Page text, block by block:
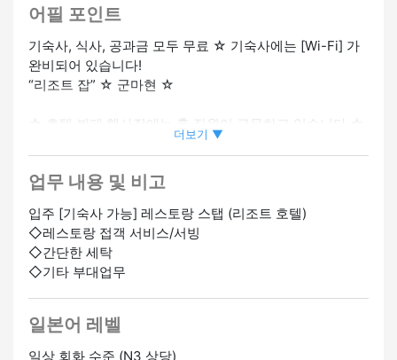
어필 포인트
기숙사, 식사, 공과금 모두 무료 ☆ 기숙사에는 [Wi-Fi] 가
완비되어 있습니다!
“리조트 잡” ☆ 군마현 ☆
☆ 호텔 뷔페 행사장에는 홀 직원이 근무하고 있습니다 ☆
경험 불필요 ☆ 웃는 얼굴로 접객 서비스를 즐길 수 있으면
습니다 (#^.^#)
많은 직원이 등록되어 있습니다!초보 스태프도 안심입니다
♪
리조또의 묘미 ☆ 기숙사비, 식대, 공과금 무료!!기숙사에
서는 Wi-Fi를 사용할 수 있습니다 ♪
더보기 ▼
업무 내용 및 비고
입주 [기숙사 가능] 레스토랑 스탭 (리조트 호텔)
◇레스토랑 접객 서비스/서빙
◇간단한 세탁
◇기타 부대업무
일본어 레벨
일상 회화 수준 (N3 상당)